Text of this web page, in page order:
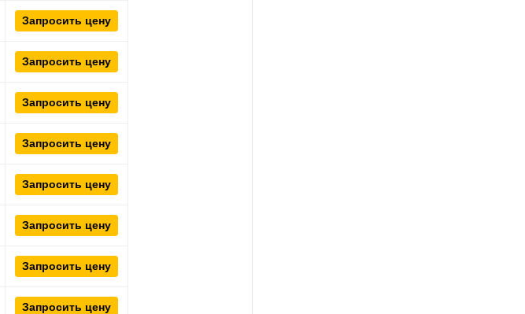
Запросить цену
Запросить цену
Запросить цену
Запросить цену
Запросить цену
Запросить цену
Запросить цену
Запросить цену